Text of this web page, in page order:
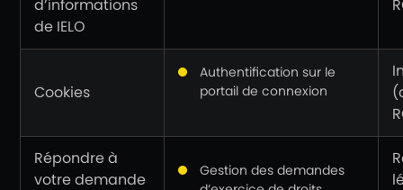
d’informations
de IELO
Cookies
Authentification sur le
portail de connexion
Répondre à
votre demande
Gestion des demandes